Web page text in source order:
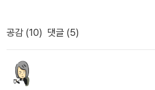
면 나에겐 누나와 달리 애초부터 선택권
다. 나는 누나가 맨홀을 떠났을 때의 나
맨홀 뚜껑을 열고 있었다. 98쪽 나는 맨홀에서 발견한 강아지 ‘달
이’를 동네 고물상에 맡겨 놓고 혼자 돌
집으로 남겨진 맨홀에 희주와 달이를 데
상이 된다. 그런 아빠가 죽었다. 구원이
이상하다. 아빠는 죽어서 영웅 소리를 듣
폭력에 저항 한 번 제대로 해보지 못했
못하고 자신들의 가슴에 메울 수 없는
은 시간과 몸을 바쳤고, 어제 교육청과
가운데 극적으로 타결되었다. 그래서 나
하게 리뷰를 쓰게 되었고.^^ 2010년 <
받은 젊은 작가 박지리는 이렇게 말한
래서 아직 소설이 뭔지, 어떻게 써야 하
공감 (10) 댓글 (5)